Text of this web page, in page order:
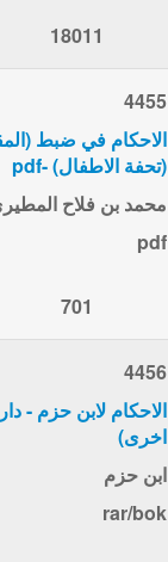
18011
4455
الاحكام في ضبط
(تحفة الاطفال) -pdf
محمد بن فلاح
pdf
701
4456
الاحكام لابن حزم -
اخرى)
ابن حزم
rar/bok